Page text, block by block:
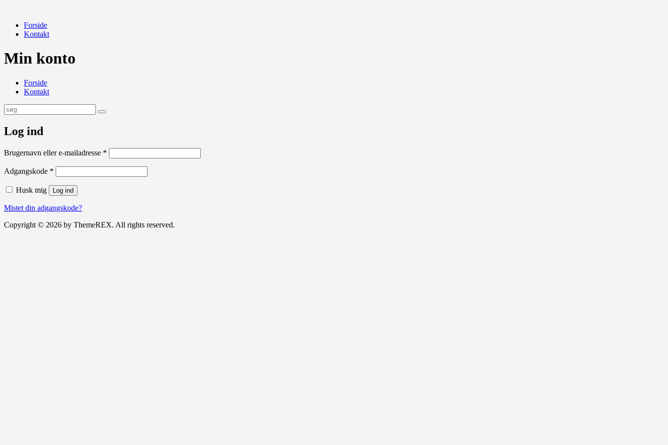
Forside
Kontakt
Min konto
Forside
Kontakt
Log ind
Brugernavn eller e-mailadresse *
Adgangskode *
Husk mig Log ind
Mistet din adgangskode?
Copyright © 2026 by ThemeREX. All rights reserved.